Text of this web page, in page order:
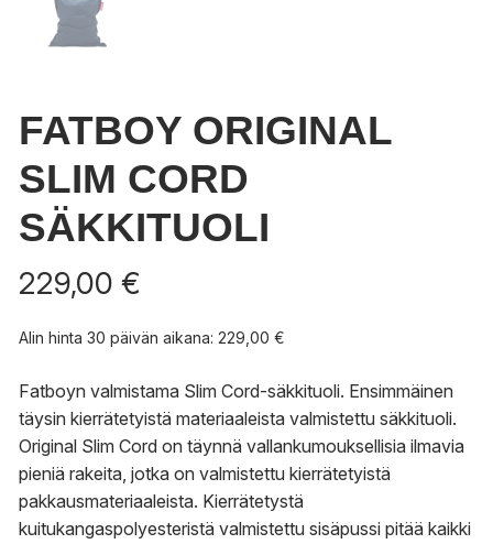
FATBOY ORIGINAL
SLIM CORD
SÄKKITUOLI
229,00 €
Alin hinta 30 päivän aikana: 229,00 €
Fatboyn valmistama Slim Cord-säkkituoli. Ensimmäinen
täysin kierrätetyistä materiaaleista valmistettu säkkituoli.
Original Slim Cord on täynnä vallankumouksellisia ilmavia
pieniä rakeita, jotka on valmistettu kierrätetyistä
pakkausmateriaaleista. Kierrätetystä
kuitukangaspolyesteristä valmistettu sisäpussi pitää kaikki